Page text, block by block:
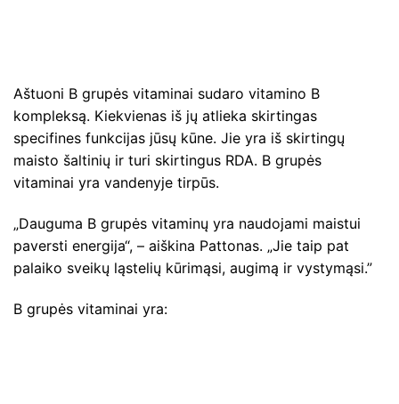
Aštuoni B grupės vitaminai sudaro vitamino B
kompleksą. Kiekvienas iš jų atlieka skirtingas
specifines funkcijas jūsų kūne. Jie yra iš skirtingų
maisto šaltinių ir turi skirtingus RDA. B grupės
vitaminai yra vandenyje tirpūs.
„Dauguma B grupės vitaminų yra naudojami maistui
paversti energija“, – aiškina Pattonas. „Jie taip pat
palaiko sveikų ląstelių kūrimąsi, augimą ir vystymąsi.”
B grupės vitaminai yra: